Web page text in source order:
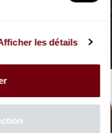
les détails